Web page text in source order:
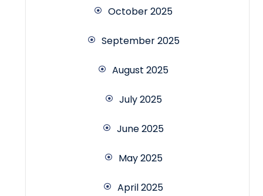
October 2025
September 2025
August 2025
July 2025
June 2025
May 2025
April 2025